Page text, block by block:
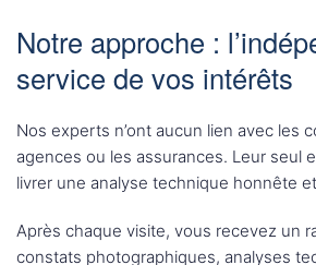
Notre approche :
service de vos intérêts
Nos experts n’ont aucun lien avec les
agences ou les assurances. Leur seul
livrer une analyse technique honnête
Après chaque visite, vous recevez un
constats photographiques, analyses